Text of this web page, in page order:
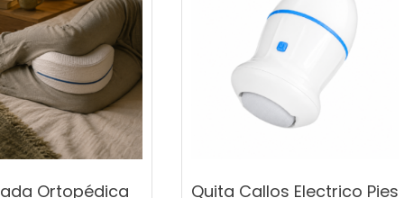
Ortopédica Quita Callos Electrico Pies